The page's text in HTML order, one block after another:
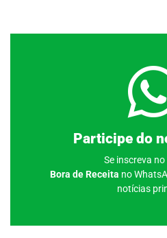
Participe do
Se inscreva
Bora de Receita no
notícias
Clique